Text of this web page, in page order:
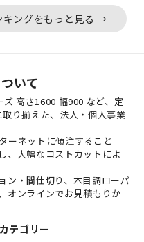
キングをもっと見る →
いて
高さ1600 幅900 など、定
り揃えた、法人・個人事業
ーネットに傾注すること
、大幅なコストカットによ
ン・間仕切り、木目調ローパ
オンラインでお見積もりか
テゴリー